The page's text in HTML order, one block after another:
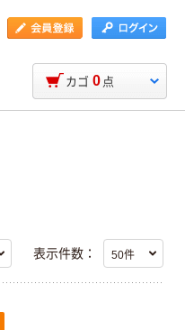
カゴ 0 点
表示件数：